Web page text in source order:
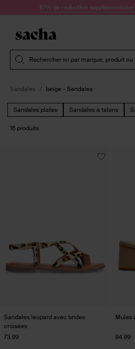
Passer au contenu
10% de réduction
Rechercher ici par marque, produit ou
Sandales beige - Sandales
Sandales plates Sandales à talons
16 produits
Sandales léopard avec brides
croisées
73.99
Mules
94.99